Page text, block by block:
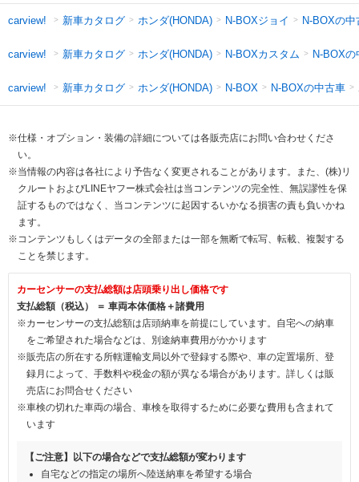
carview! 新車カタログ ホンダ(HONDA) N-BOXジョイ N-BOXの中
carview! 新車カタログ ホンダ(HONDA) N-BOXカスタム N-BOXの
carview! 新車カタログ ホンダ(HONDA) N-BOX N-BOXの中古車
※仕様・オプション・装備の詳細については各販売店にお問い合わせくださ
い。
※当情報の内容は各社により予告なく変更されることがあります。また、(株)リ
クルートおよびLINEヤフー株式会社は当コンテンツの完全性、無誤謬性を保
証するものではなく、当コンテンツに起因するいかなる損害の責も負いかね
ます。
※コンテンツもしくはデータの全部または一部を無断で転写、転載、複製する
ことを禁じます。
カーセンサーの支払総額は店頭乗り出し価格です
支払総額（税込） ＝ 車両本体価格＋諸費用
※カーセンサーの支払総額は店頭納車を前提にしています。自宅への納車
をご希望された場合などは、別途納車費用がかかります
※販売店の所在する所轄運輸支局以外で登録する際や、車の定置場所、登
録月によって、手数料や税金の額が異なる場合があります。詳しくは販
売店にお問合せください
※車検の切れた車両の場合、車検を取得するために必要な費用も含まれて
います
【ご注意】以下の場合などで支払総額が変わります
自宅などの指定の場所へ陸送納車を希望する場合